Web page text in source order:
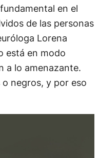
en el
de las personas
Lorena
está en modo
a lo amenazante.
negros, y por eso